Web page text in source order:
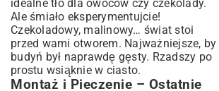
idealne tło dla owoców czy czekolady.
Ale śmiało eksperymentujcie!
Czekoladowy, malinowy… świat stoi
przed wami otworem. Najważniejsze, by
budyń był naprawdę gęsty. Rzadszy po
prostu wsiąknie w ciasto.
Montaż i Pieczenie – Ostatnie